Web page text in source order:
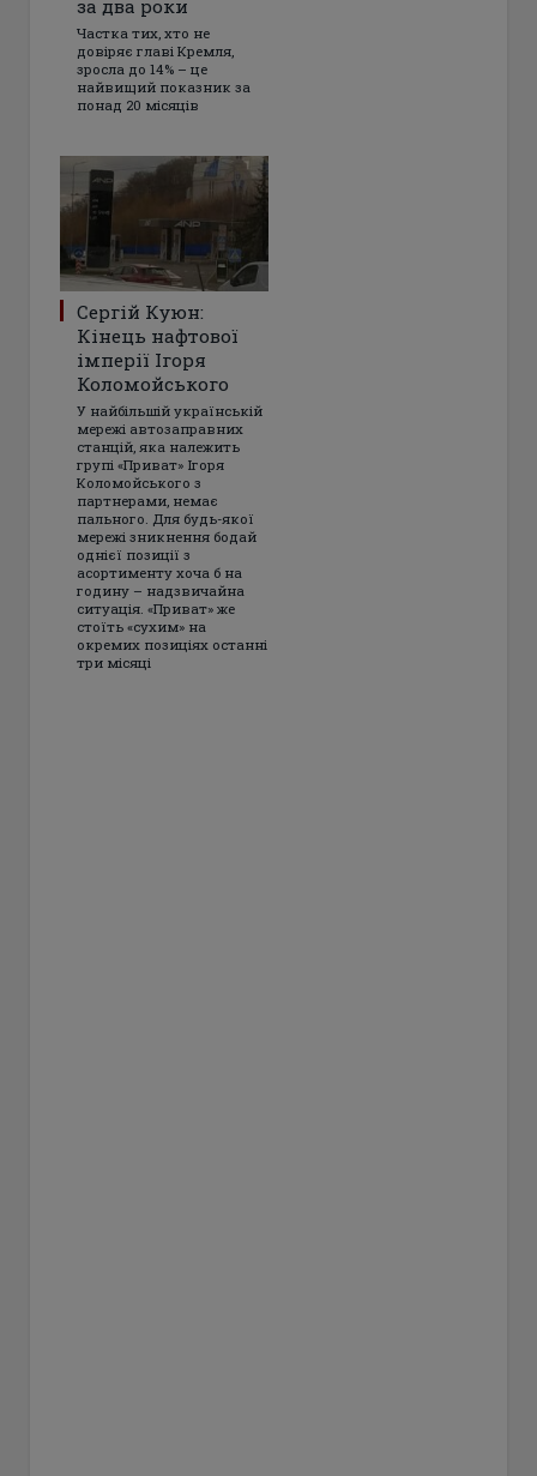
за два роки
Частка тих, хто не
довіряє главі Кремля,
зросла до 14% – це
найвищий показник за
понад 20 місяців
Сергій Куюн:
Кінець нафтової
імперії Ігоря
Коломойського
У найбільшій українській
мережі автозаправних
станцій, яка належить
групі «Приват» Ігоря
Коломойського з
партнерами, немає
пального. Для будь-якої
мережі зникнення бодай
однієї позиції з
асортименту хоча б на
годину – надзвичайна
ситуація. «Приват» же
стоїть «сухим» на
окремих позиціях останні
три місяці